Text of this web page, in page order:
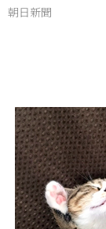
朝日新聞